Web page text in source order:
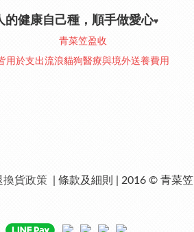
的健康自己種，順手做愛心♥︎
青菜笠盈收
用於支出流浪貓狗醫療與境外送養費用
換貨政策 | 條款及細則 | 2016 © 青菜笠